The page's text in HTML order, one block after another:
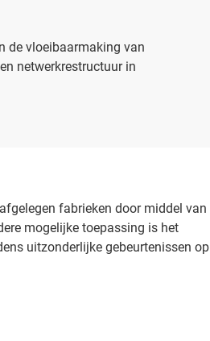
de vloeibaarmaking van
netwerkrestructuur in
fabrieken door middel van
mogelijke toepassing is het
uitzonderlijke gebeurtenissen op